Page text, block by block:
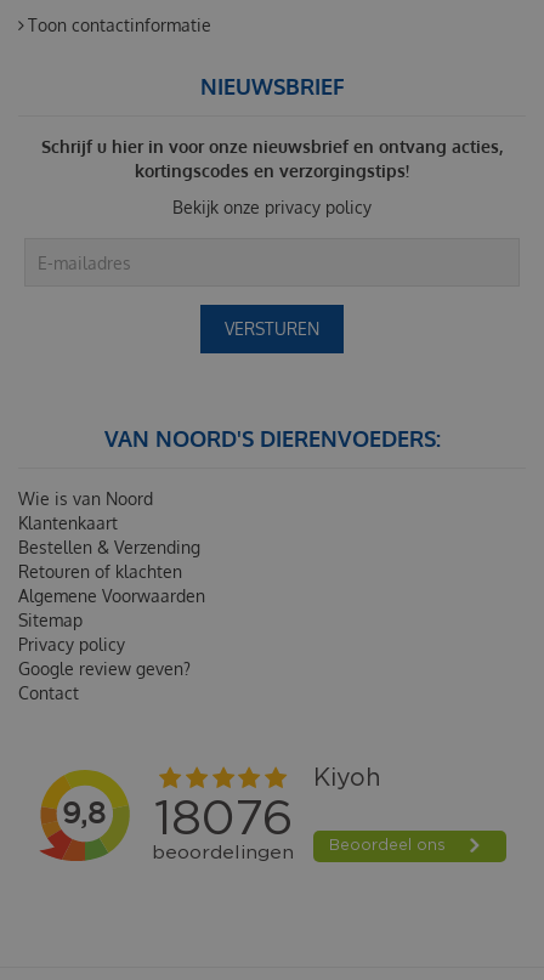
Toon contactinformatie
NIEUWSBRIEF
Schrijf u hier in voor onze nieuwsbrief en ontvang acties,
kortingscodes en verzorgingstips!
Bekijk onze privacy policy
VAN NOORD'S DIERENVOEDERS:
Wie is van Noord
Klantenkaart
Bestellen & Verzending
Retouren of klachten
Algemene Voorwaarden
Sitemap
Privacy policy
Google review geven?
Contact